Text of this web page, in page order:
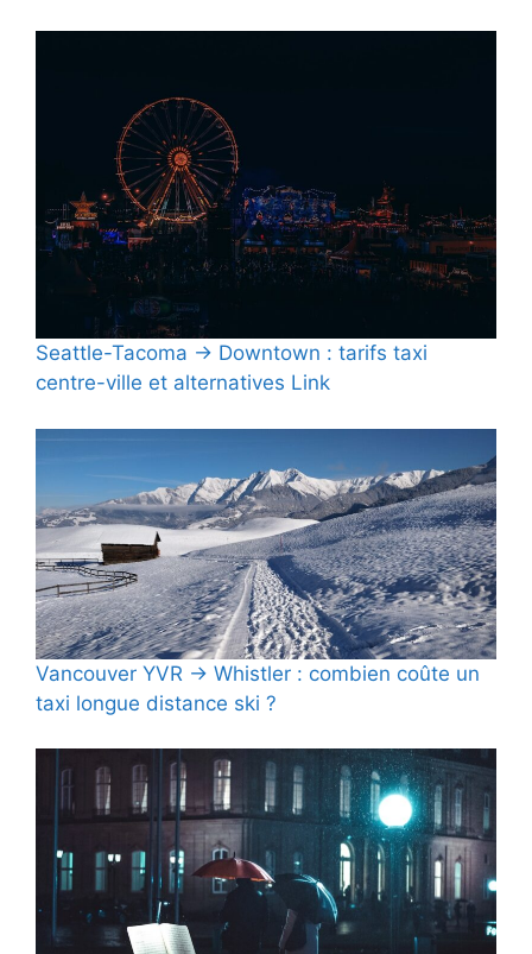
Seattle-Tacoma → Downtown : tarifs taxi
centre-ville et alternatives Link
Vancouver YVR → Whistler : combien coûte un
taxi longue distance ski ?